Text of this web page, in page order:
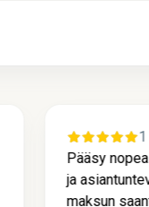
Pääsy
ja
maksun